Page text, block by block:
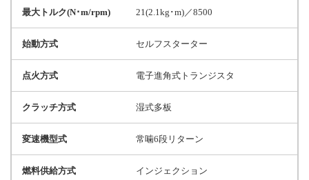
最大トルク(N･m/rpm) 21(2.1kg･m)／8500
始動方式 セルフスターター
点火方式 電子進角式トランジスタ
クラッチ方式 湿式多板
変速機型式 常噛6段リターン
燃料供給方式 インジェクション